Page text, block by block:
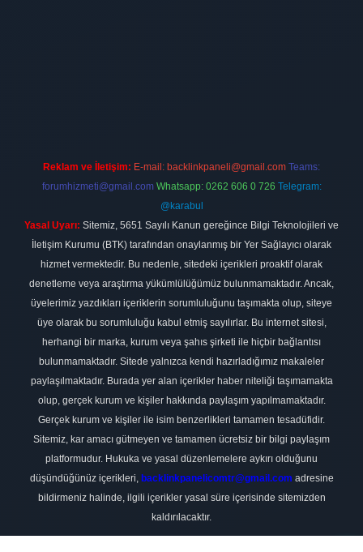
Reklam ve İletişim: E-mail: backlinkpaneli@gmail.com Teams:
forumhizmeti@gmail.com Whatsapp: 0262 606 0 726 Telegram:
@karabul
Yasal Uyarı: Sitemiz, 5651 Sayılı Kanun gereğince Bilgi Teknolojileri ve
İletişim Kurumu (BTK) tarafından onaylanmış bir Yer Sağlayıcı olarak
hizmet vermektedir. Bu nedenle, sitedeki içerikleri proaktif olarak
denetleme veya araştırma yükümlülüğümüz bulunmamaktadır. Ancak,
üyelerimiz yazdıkları içeriklerin sorumluluğunu taşımakta olup, siteye
üye olarak bu sorumluluğu kabul etmiş sayılırlar. Bu internet sitesi,
herhangi bir marka, kurum veya şahıs şirketi ile hiçbir bağlantısı
bulunmamaktadır. Sitede yalnızca kendi hazırladığımız makaleler
paylaşılmaktadır. Burada yer alan içerikler haber niteliği taşımamakta
olup, gerçek kurum ve kişiler hakkında paylaşım yapılmamaktadır.
Gerçek kurum ve kişiler ile isim benzerlikleri tamamen tesadüfidir.
Sitemiz, kar amacı gütmeyen ve tamamen ücretsiz bir bilgi paylaşım
platformudur. Hukuka ve yasal düzenlemelere aykırı olduğunu
düşündüğünüz içerikleri, backlinkpanelicomtr@gmail.com adresine
bildirmeniz halinde, ilgili içerikler yasal süre içerisinde sitemizden
kaldırılacaktır.